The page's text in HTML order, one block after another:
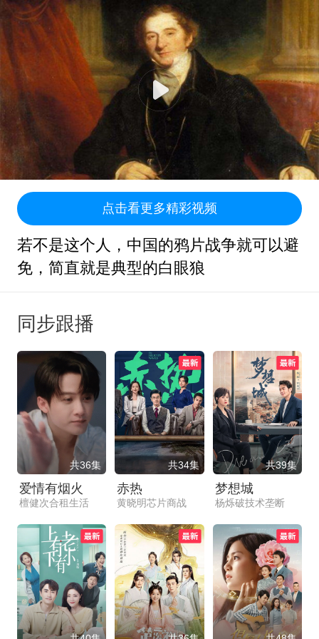
点击看更多精彩视频
若不是这个人，中国的鸦片战争就可以避
免，简直就是典型的白眼狼
同步跟播
共36集
爱情有烟火
檀健次合租生活
共34集
赤热
黄晓明芯片商战
共39集
梦想城
杨烁破技术垄断